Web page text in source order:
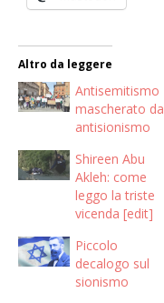
Altro da leggere
Antisemitismo
mascherato da
antisionismo
Shireen Abu
Akleh: come
leggo la triste
vicenda [edit]
Piccolo
decalogo sul
sionismo